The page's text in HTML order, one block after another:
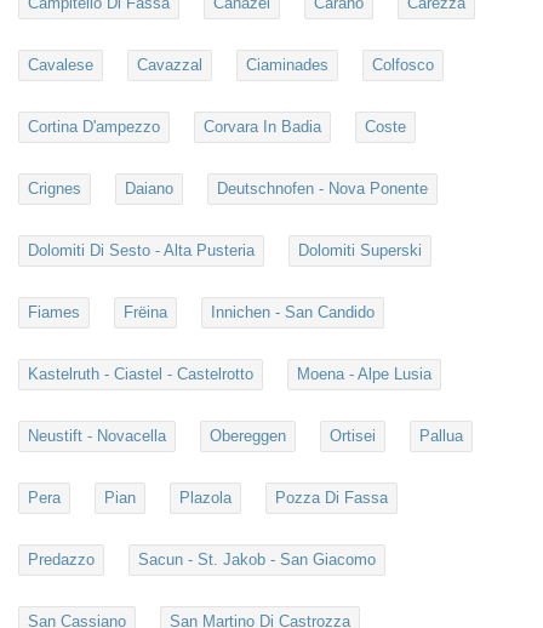
Cavalese Cavazzal Ciaminades Colfosco
Cortina D'ampezzo Corvara In Badia Coste
Crignes Daiano Deutschnofen - Nova Ponente
Dolomiti Di Sesto - Alta Pusteria Dolomiti Superski
Fiames Frëina Innichen - San Candido
Kastelruth - Ciastel - Castelrotto Moena - Alpe Lusia
Neustift - Novacella Obereggen Ortisei Pallua
Pera Pian Plazola Pozza Di Fassa
Predazzo Sacun - St. Jakob - San Giacomo
San Cassiano San Martino Di Castrozza